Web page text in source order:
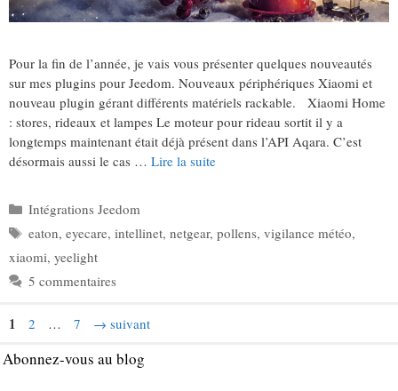
Pour la fin de l’année, je vais vous présenter quelques nouveautés
sur mes plugins pour Jeedom. Nouveaux périphériques Xiaomi et
nouveau plugin gérant différents matériels rackable. Xiaomi Home
: stores, rideaux et lampes Le moteur pour rideau sortit il y a
longtemps maintenant était déjà présent dans l’API Aqara. C’est
désormais aussi le cas … Lire la suite
Catégories
Intégrations Jeedom
Étiquettes
eaton, eyecare, intellinet, netgear, pollens, vigilance météo,
xiaomi, yeelight
5 commentaires
Page
1 Page
2 … Page
7 → suivant
Abonnez-vous au blog